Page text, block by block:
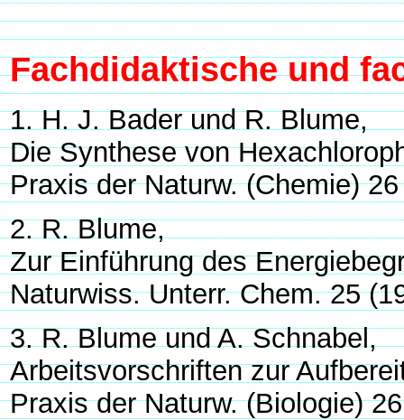
Fachdidaktische und
1. H. J. Bader und R. Blume,
Die Synthese von
Praxis der Naturw. (Chemie)
2. R. Blume,
Zur Einführung des
Naturwiss. Unterr. Chem. 25
3. R. Blume und A. Schnabel,
Arbeitsvorschriften zur
Praxis der Naturw. (Biologie)